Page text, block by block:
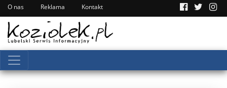
O nas Reklama Kontakt